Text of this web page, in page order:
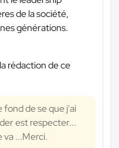
de la société,
générations.
rédaction de ce
fond de se que j'ai
est respecter...
va ...Merci.